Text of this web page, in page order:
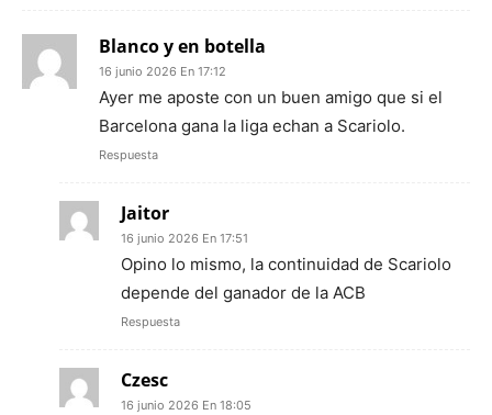
Blanco y en botella
16 junio 2026 En 17:12
Ayer me aposte con un buen amigo que si el
Barcelona gana la liga echan a Scariolo.
Respuesta
Jaitor
16 junio 2026 En 17:51
Opino lo mismo, la continuidad de Scariolo
depende del ganador de la ACB
Respuesta
Czesc
16 junio 2026 En 18:05